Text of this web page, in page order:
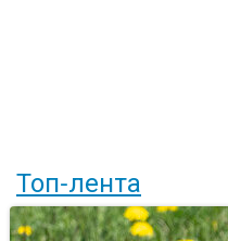
Топ-лента